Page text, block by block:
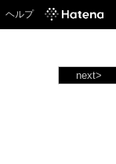
ヘルプ
next>